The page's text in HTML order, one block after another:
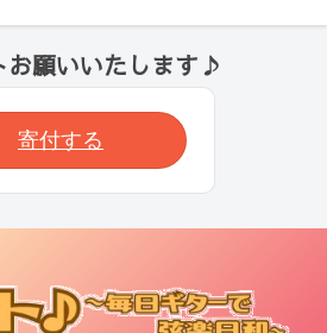
お願いいたします♪
寄付する